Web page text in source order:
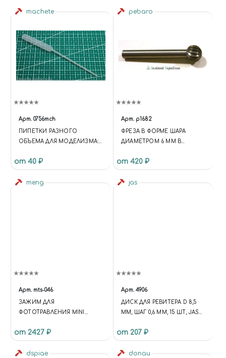
machete
Арт. 0756mch
ПИПЕТКИ РАЗНОГО
ОБЪЕМА ДЛЯ МОДЕЛИЗМА:
от 40 ₽
pebaro
Арт. p1682
ФРЕЗА В ФОРМЕ ШАРА
ДИАМЕТРОМ 6 ММ В
от 420 ₽
meng
Арт. mts-046
ЗАЖИМ ДЛЯ
ФОТОТРАВЛЕНИЯ MINI
BENDER
от 2427 ₽
jas
Арт. 4906
ДИСК ДЛЯ РЕВИТЕРА D 8,5
ММ, ШАГ 0,6 ММ, 15 ШТ, JAS
от 207 ₽
dspiae donau